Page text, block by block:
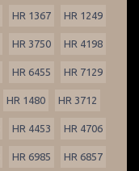
HR 1367 HR 1249
HR 3750 HR 4198
HR 6455 HR 7129
HR 1480 HR 3712
HR 4453 HR 4706
HR 6985 HR 6857